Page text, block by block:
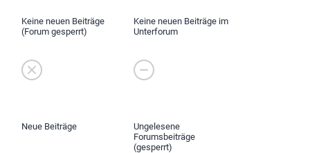
Keine neuen Beiträge
(Forum gesperrt)
Keine neuen Beiträge im
Unterforum
Neue Beiträge
Ungelesene
Forumsbeiträge
(gesperrt)